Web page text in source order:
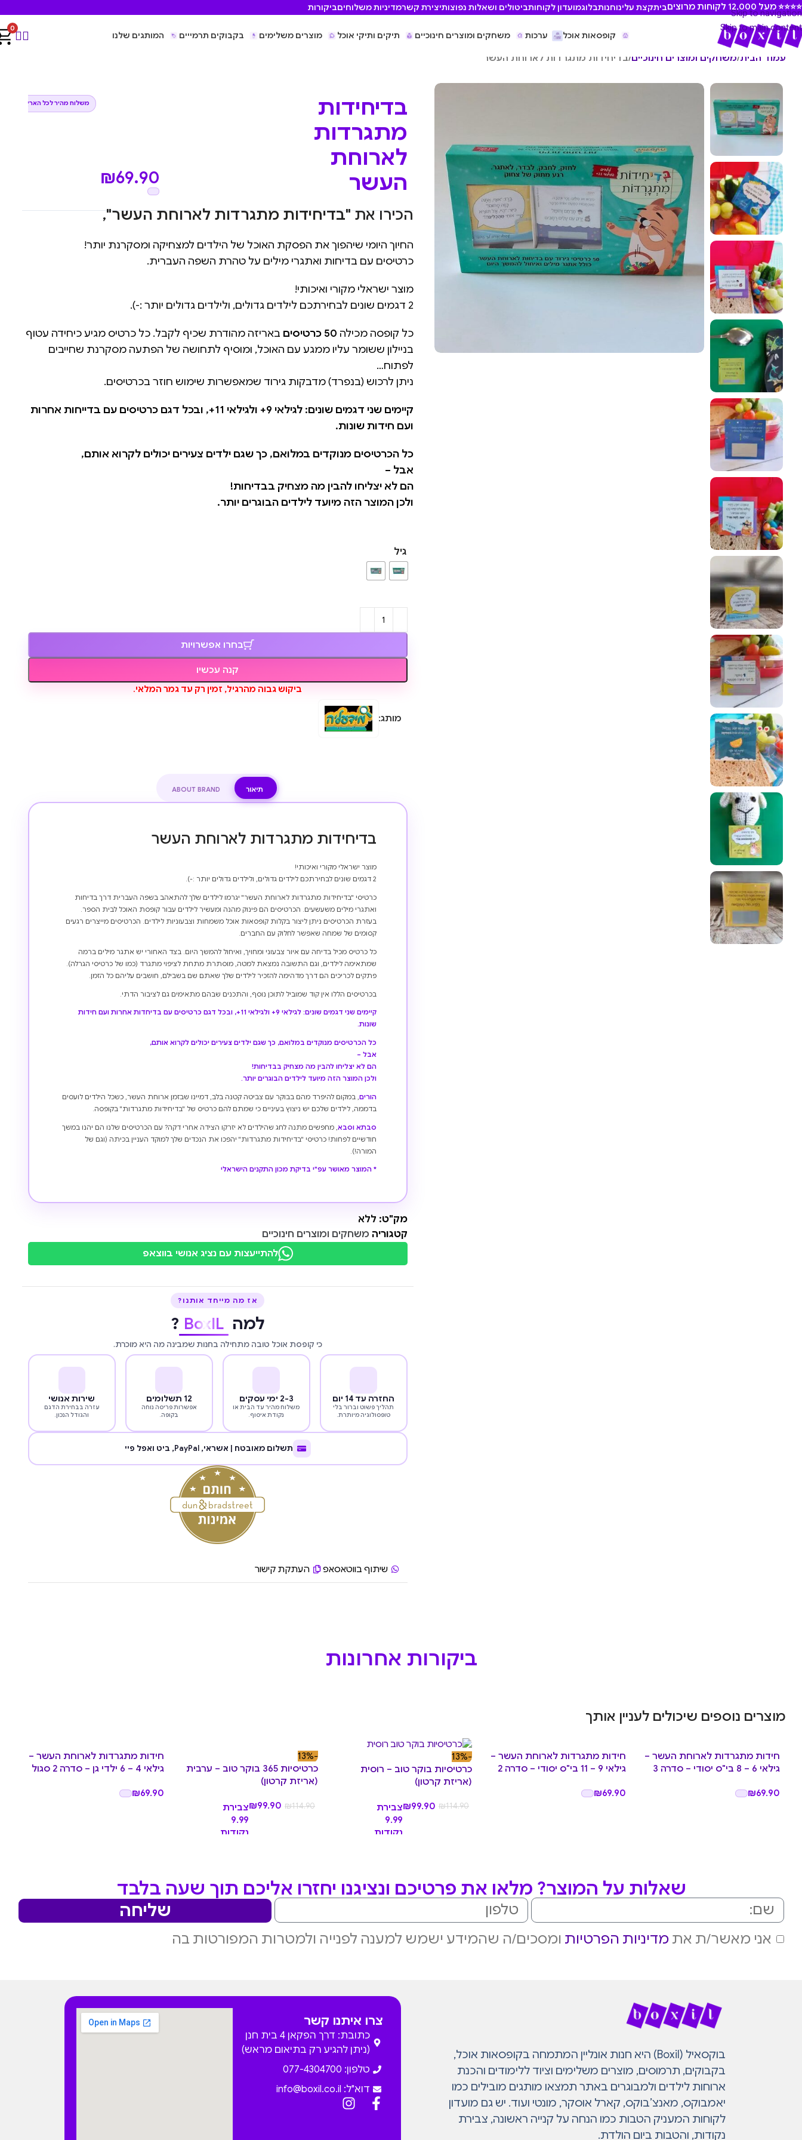
Skip to navigation
Skip to main content
מעל 12,000 לקוחות מרוצים ביתקצת עלינוחנותבלוגמועדון לקוחותביטולים ושאלות נפוצותיצירת קשרמדיניות משלוחיםביקורות
קופסאות אוכל ערכות משחקים ומוצרים חינוכיים תיקים ותיקי אוכל מוצרים משלימים בקבוקים תרמייים המותגים שלנו
0
עמוד הבית/משחקים ומוצרים חינוכיים/בדיחידות מתגרדות לארוחת העשר
בדיחידות
מתגרדות
לארוחת
העשר
₪69.90
משלוח מהיר לכל הארץ
הכירו את"בדיחידות מתגרדות לארוחת העשר",
החיוך היומי שיהפוך את הפסקת האוכל של הילדים למצחיקה ומסקרנת יותר!
כרטיסים עם בדיחות ואתגרי מילים על טהרת השפה העברית.
מוצר ישראלי מקורי ואיכותי!
2 דגמים שונים לבחירתכם לילדים גדולים, ולילדים גדולים יותר :-).
כל קופסה מכילה 50 כרטיסים
באריזה מהודרת שכיף לקבל. כל כרטיס מגיע כיחידה עטוף
בניילון ששומר עליו ממגע עם האוכל, ומוסיף לתחושה של הפתעה מסקרנת שחייבים
לפתוח…
ניתן לרכוש (בנפרד) מדבקות גירוד שמאפשרות שימוש חוזר בכרטיסים.
קיימים שני דגמים שונים: לגילאי 9+ ולגילאי 11+, ובכל דגם כרטיסים עם בדייחות אחרות
ועם חידות שונות.
כל הכרטיסים מנוקדים במלואם, כך שגם ילדים צעירים יכולים לקרוא אותם,
אבל –
הם לא יצליחו להבין מה מצחיק בבדיחות!
ולכן המוצר הזה מיועד לילדים הבוגרים יותר.
גיל
בחרו אפשרויות
קנה עכשיו
ביקוש גבוה מהרגיל, זמין רק עד גמר המלאי.
מותג:
תיאור ABOUT BRAND
בדיחידות מתגרדות לארוחת העשר
מוצר ישראלי מקורי ואיכותי!
2 דגמים שונים לבחירתכם לילדים גדולים, ולילדים גדולים יותר :-).
כרטיסי "בדיחידות מתגרדות לארוחת העשר" יגרמו לילדים שלך להתאהב בשפה העברית דרך בדיחות
ואתגרי מילים משעשעים. הכרטיסים הם פינוק מהנה ומעשיר לילדים עבור קופסת האוכל לבית הספר.
בעזרת הכרטיסים ניתן ליצור בקלות קופסאות אוכל משמחות וצבעוניות לילדים. הכרטיסים מייצרים רגעים
קסומים של שמחה שאפשר לחלוק עם החברים.
כל כרטיס מכיל בדיחה עם איור צבעוני ומחויך, ואיחול להמשך היום. בצד האחורי יש אתגר מילים ברמה
שמתאימה לילדים, וגם התשובה נמצאת למטה, מוסתרת מתחת לציפוי מתגרד (כמו של כרטיסי הגרלה).
פתקים לכריכים הם דרך מדהימה להזכיר לילדים שלך שאתם שם בשבילם, חושבים עליהם כל הזמן.
בכרטיסים הללו אין קוד שמוביל לתוכן נוסף, והתכנים שבהם מתאימים גם לציבור הדתי.
קיימים שני דגמים שונים: לגילאי 9+ ולגילאי 11+, ובכל דגם כרטיסים עם בדיחדות אחרות ועם חידות
שונות.
כל הכרטיסים מנוקדים במלואם, כך שגם ילדים צעירים יכולים לקרוא אותם,
אבל –
הם לא יצליחו להבין מה מצחיק בבדיחות!
ולכן המוצר הזה מיועד לילדים הבוגרים יותר.
הורים, במקום להיפרד מהם בבוקר עם צביטה קטנה בלב, דמיינו שבזמן ארוחת העשר, כשכל הילדים לועסים
בדממה, לילדים שלכם יש ניצוץ בעיניים כי שמתם להם כרטיס של "בדיחידות מתגרדות" בקופסה.
סבתא וסבא , מחפשים מתנה לחג שהילדים לא יזרקו הצידה אחרי דקה? עם הכרטיסים שלנו הם יהנו במשך
חודשיים לפחות! כרטיסי "בדיחידות מתגרדות" יהפכו את הנכדים שלך למוקד העניין בכיתה (וגם של
המורה!).
* המוצר מאושר עפ"י בדיקת מכון התקנים הישראלי
מק"ט: ללא
קטגוריה משחקים ומוצרים חינוכיים
להתייעצות עם נציג אנושי בווצאפ
אז מה מייחד אותנו?
למה BoxIL
?
כי קופסת אוכל טובה מתחילה בחנות שמבינה מה היא מוכרת.
החזרה עד 14 יום
תהליך פשוט וברור בלי
טופסולוגיה מיותרת.
2-3 ימי עסקים
משלוח מהיר עד הבית או
נקודת איסוף.
12 תשלומים
אפשרות פריסה נוחה
בקופה.
שירות אנושי
עזרה בבחירת הדגם
והגודל הנכון.
תשלום מאובטח | אשראי, PayPal, ביט ואפל פיי
שיתוף בווטאסאפ העתקת קישור
ביקורות אחרונות
מוצרים נוספים שיכולים לעניין אותך
חידות מתגרדות לארוחת העשר –
גילאי 6 – 8 בי"ס יסודי – סדרה 3
₪69.90
חידות מתגרדות לארוחת העשר –
גילאי 9 – 11 בי"ס יסודי – סדרה 2
₪69.90
-13%
כרטיסיות בוקר טוב – רוסית
(אריזת קרטון)
₪114.90
₪99.90
צבירת
9.99
נקודות
-13%
כרטיסיות 365 בוקר טוב – ערבית
(אריזת קרטון)
₪114.90
₪99.90
צבירת
9.99
נקודות
חידות מתגרדות לארוחת העשר –
גילאי 4 – 6 ילדי גן – סדרה 2 סגול
₪69.90
שאלות על המוצר? מלאו את פרטיכם ונציגנו יחזרו אליכם תוך שעה בלבד
אני מאשר/ת את מדיניות הפרטיות ומסכים/ה שהמידע ישמש למענה לפנייה ולמטרות המפורטות בה
שליחה
בוקסאיל (Boxil) היא חנות אונליין המתמחה בקופסאות אוכל,
בקבוקים, תרמוסים, מוצרים משלימים וציוד ללימודים והכנת
ארוחות לילדים ולמבוגרים באתר תמצאו מותגים מובילים כמו
יאמבוקס, מאנצ’בוקס, קארל אוסקר, מונטי ועוד. יש גם מועדון
לקוחות המעניק הטבות כמו הנחה על קנייה ראשונה, צבירת
נקודות, והטבות ביום הולדת.
צרו איתנו קשר
כתובת: דרך הפקאן 4 בית חנן
(ניתן להגיע רק בתיאום מראש)
טלפון: 077-4304700
דוא"ל: info@boxil.co.il